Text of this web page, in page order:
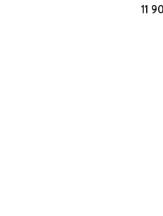
Pris:
11